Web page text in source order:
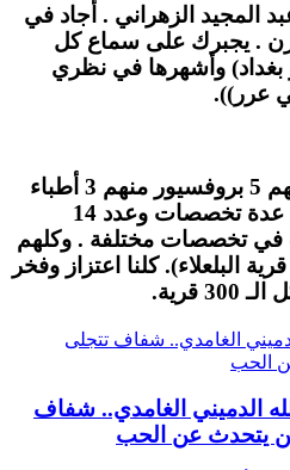
المجيد الزهراني . أجاد في
. يجبرك على سماع كل
بغداد) وأشهرها في نظري
عرر)).
83 حاملي مؤهلات عليا منهم 5 بروفسيور منهم 3 أطباء
و32 يحملون الدكتوراه في عدة تخصصات وعدد 14
طب و32 طبيب في تخصصات مختلفة . وكلهم
البلعلاء). كلنا اعتزاز وفخر
قرية.
الغامدي.. شفاف تتجلى
الحب
الدميني الغامدي.. شفاف
يتحدث عن الحب